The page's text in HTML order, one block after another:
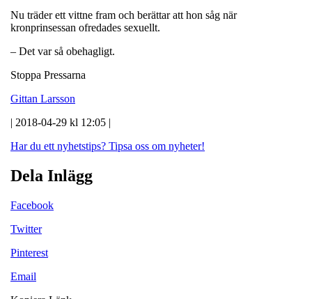
Nu träder ett vittne fram och berättar att hon såg när
kronprinsessan ofredades sexuellt.
– Det var så obehagligt.
Stoppa Pressarna
Gittan Larsson
| 2018-04-29 kl 12:05 |
Har du ett nyhetstips? Tipsa oss om nyheter!
Dela Inlägg
Facebook
Twitter
Pinterest
Email